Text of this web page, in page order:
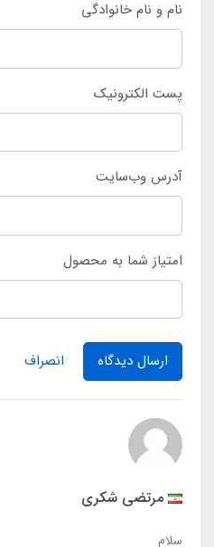
نام و نام خانوادگی
پست الکترونیک
آدرس وب‌سایت
امتیاز شما به محصول
ارسال دیدگاه انصراف
مرتضی شکری
سلام